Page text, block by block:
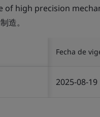
of high precision
造。
Fecha de
2025-08-19